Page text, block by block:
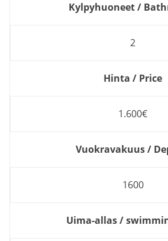
Kylpyhuoneet /
2
Hinta / Price
1.600€
Vuokravakuus /
1600
Uima-allas /